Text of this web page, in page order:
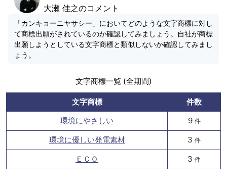
大瀬 佳之のコメント
「カンキョーニヤサシー」においてどのような文字商標に対し
て商標出願がされているのか確認してみましょう。自社が商標
出願しようとしている文字商標と類似しないか確認してみまし
ょう。
文字商標一覧 (全期間)
文字商標
件数
環境にやさしい
9 件
環境に優しい発電素材 3 件
ＥＣＯ 3 件